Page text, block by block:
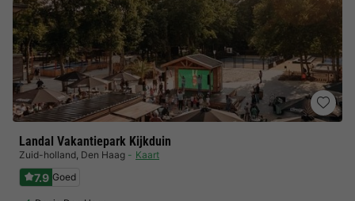
Landal Vakantiepark Kijkduin
Zuid-holland, Den Haag Kaart
7.9 Goed